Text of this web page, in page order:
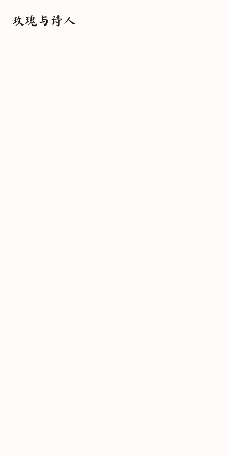
玫瑰与诗人